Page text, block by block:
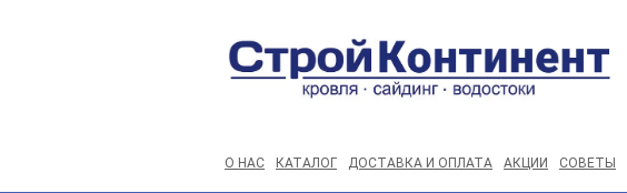
О НАС КАТАЛОГ ДОСТАВКА И ОПЛАТА АКЦИИ СОВЕТЫ